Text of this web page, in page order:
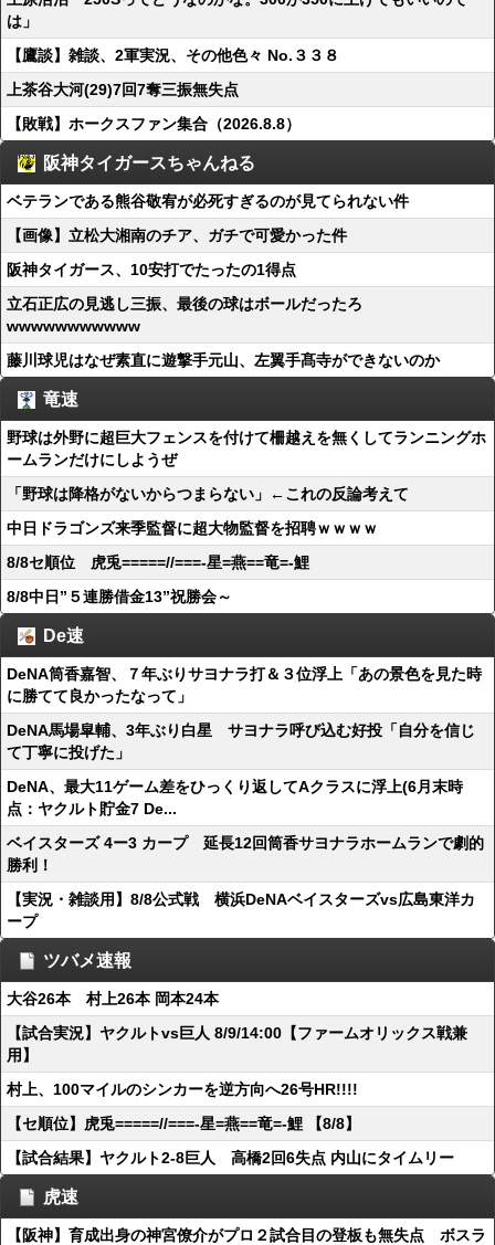
は」
【鷹談】雑談、2軍実況、その他色々 No.３３８
上茶谷大河(29)7回7奪三振無失点
【敗戦】ホークスファン集合（2026.8.8）
阪神タイガースちゃんねる
ベテランである熊谷敬宥が必死すぎるのが見てられない件
【画像】立松大湘南のチア、ガチで可愛かった件
阪神タイガース、10安打でたったの1得点
立石正広の見逃し三振、最後の球はボールだったろ
wwwwwwwwwww
藤川球児はなぜ素直に遊撃手元山、左翼手髙寺ができないのか
竜速
野球は外野に超巨大フェンスを付けて柵越えを無くしてランニングホ
ームランだけにしようぜ
「野球は降格がないからつまらない」←これの反論考えて
中日ドラゴンズ来季監督に超大物監督を招聘ｗｗｗｗ
8/8セ順位 虎兎=====//===‐星=燕==竜=‐鯉
8/8中日”５連勝借金13”祝勝会～
De速
DeNA筒香嘉智、７年ぶりサヨナラ打＆３位浮上「あの景色を見た時
に勝てて良かったなって」
DeNA馬場皐輔、3年ぶり白星 サヨナラ呼び込む好投「自分を信じ
て丁寧に投げた」
DeNA、最大11ゲーム差をひっくり返してAクラスに浮上(6月末時
点：ヤクルト貯金7 De...
ベイスターズ 4ー3 カープ 延長12回筒香サヨナラホームランで劇的
勝利！
【実況・雑談用】8/8公式戦 横浜DeNAベイスターズvs広島東洋カ
ープ
ツバメ速報
大谷26本 村上26本 岡本24本
【試合実況】ヤクルトvs巨人 8/9/14:00【ファームオリックス戦兼
用】
村上、100マイルのシンカーを逆方向へ26号HR!!!!
【セ順位】虎兎=====//===‐星=燕==竜=‐鯉 【8/8】
【試合結果】ヤクルト2-8巨人 高橋2回6失点 内山にタイムリー
虎速
【阪神】育成出身の神宮僚介がプロ２試合目の登板も無失点 ボスラ